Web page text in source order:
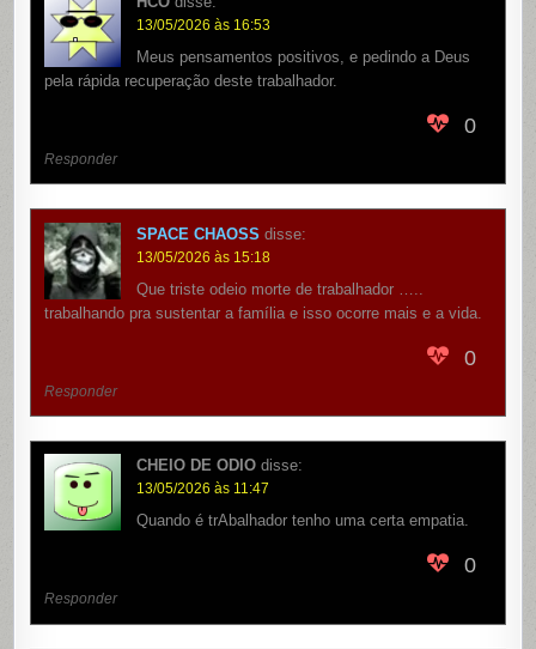
13/05/2026 às 16:53
Meus pensamentos positivos, e pedindo a Deus
pela rápida recuperação deste trabalhador.
0
Responder
SPACE CHAOSS disse:
13/05/2026 às 15:18
Que triste odeio morte de trabalhador …..
trabalhando pra sustentar a família e isso ocorre mais e a vida.
0
Responder
CHEIO DE ODIO disse:
13/05/2026 às 11:47
Quando é trAbalhador tenho uma certa empatia.
0
Responder